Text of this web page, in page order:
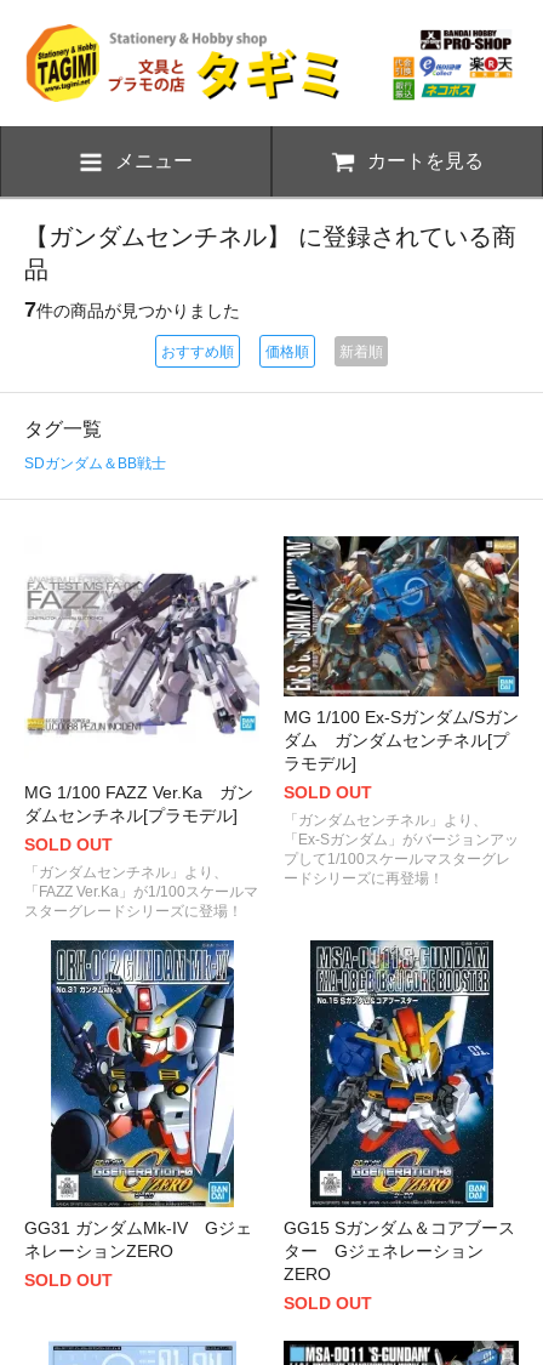
メニュー カートを見る
【ガンダムセンチネル】 に登録されている商
品
7件の商品が見つかりました
おすすめ順 価格順 新着順
タグ一覧
SDガンダム＆BB戦士
MG 1/100 FAZZ Ver.Ka ガン
ダムセンチネル[プラモデル]
SOLD OUT
「ガンダムセンチネル」より、
「FAZZ Ver.Ka」が1/100スケールマ
スターグレードシリーズに登場！
MG 1/100 Ex-Sガンダム/Sガン
ダム ガンダムセンチネル[プ
ラモデル]
SOLD OUT
「ガンダムセンチネル」より、
「Ex-Sガンダム」がバージョンアッ
プして1/100スケールマスターグレ
ードシリーズに再登場！
GG31 ガンダムMk-IV Gジェ
ネレーションZERO
SOLD OUT
GG15 Sガンダム＆コアブース
ター Gジェネレーション
ZERO
SOLD OUT